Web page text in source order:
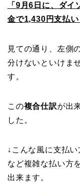
「9月6日に、ダ
金で1,430円支払い
見ての通り、左側
分けないといけま
す。
この複合仕訳が出
した。
↓こんな風に支払
など複雑な払い方
出来ます。